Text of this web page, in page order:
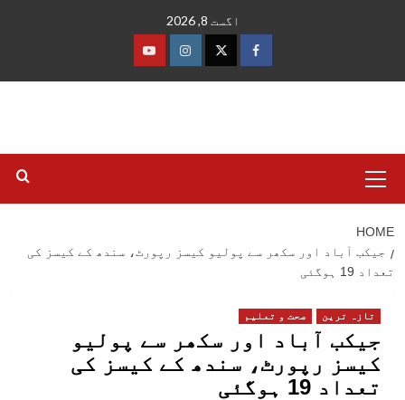
اگست 8, 2026
فیس
ٹوئٹرانسٹاگرام
یوٹیوب
Menu
HOME
جیکب آباد اور سکھر سے پولیو کیسز رپورٹ، سندھ کے کیسز کی
تعداد 19 ہوگئی
تازہ ترین صحت و تعلیم
جیکب آباد اور سکھر سے پولیو
کیسز رپورٹ، سندھ کے کیسز کی
تعداد 19 ہوگئی